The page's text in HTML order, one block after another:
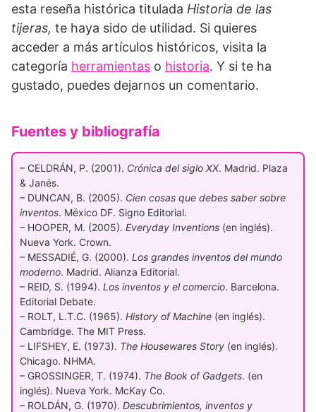
esta reseña histórica titulada Historia de las
tijeras, te haya sido de utilidad. Si quieres
acceder a más artículos históricos, visita la
categoría herramientas o historia. Y si te ha
gustado, puedes dejarnos un comentario.
Fuentes y bibliografía
– CELDRÁN, P. (2001). Crónica del siglo XX. Madrid. Plaza
& Janés.
– DUNCAN, B. (2005). Cien cosas que debes saber sobre
inventos. México DF. Signo Editorial.
– HOOPER, M. (2005). Everyday Inventions (en inglés).
Nueva York. Crown.
– MESSADIÉ, G. (2000). Los grandes inventos del mundo
moderno. Madrid. Alianza Editorial.
– REID, S. (1994). Los inventos y el comercio. Barcelona.
Editorial Debate.
– ROLT, L.T.C. (1965). History of Machine (en inglés).
Cambridge. The MIT Press.
– LIFSHEY, E. (1973). The Housewares Story (en inglés).
Chicago. NHMA.
– GROSSINGER, T. (1974). The Book of Gadgets. (en
inglés). Nueva York. McKay Co.
– ROLDÁN, G. (1970). Descubrimientos, inventos y